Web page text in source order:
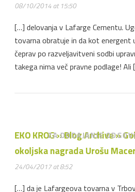
08/10/2014 at 15:50
[…] delovanja v Lafarge Cementu.
tovarna obratuje in da kot energent
čeprav po razveljavitveni sodbi
takega nima več pravne podlage! Ali
EKO KROG » Blog Archive »
okoljska nagrada Urošu
24/04/2017 at 8:52
ZA DODAJANJE
[…] da je Lafargeova tovarna v